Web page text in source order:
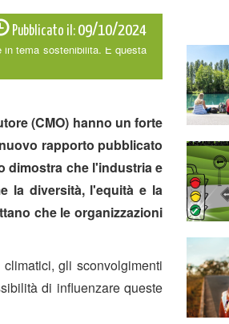
Pubblicato il: 09/10/2024
in tema sostenibilità. È questa
(CMO) hanno un forte
rapporto pubblicato
dimostra che l'industria e
la diversità, l'equità e la
che le organizzazioni
gli sconvolgimenti
di influenzare queste